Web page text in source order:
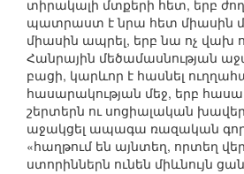
տիրակալի մտքերի հետ, երբ
պատրաստ է նրա հետ միասին
միասին ապրել, երբ նա ոչ վախ
Հանրային մեծամասնության
բացի, կարևոր է հասնել
հասարակության մեջ, երբ
շերտերն ու սոցիալական
աջակցել ապագա ռազական
«հաղթում են այնտեղ, որտեղ
ստորիններն ունեն միևնույն